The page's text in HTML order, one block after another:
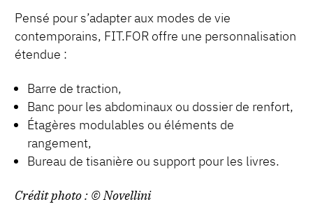
Pensé pour s’adapter aux modes de vie
contemporains, FIT.FOR offre une personnalisation
étendue :
Barre de traction,
Banc pour les abdominaux ou dossier de renfort,
Étagères modulables ou éléments de
rangement,
Bureau de tisanière ou support pour les livres.
Crédit photo : © Novellini